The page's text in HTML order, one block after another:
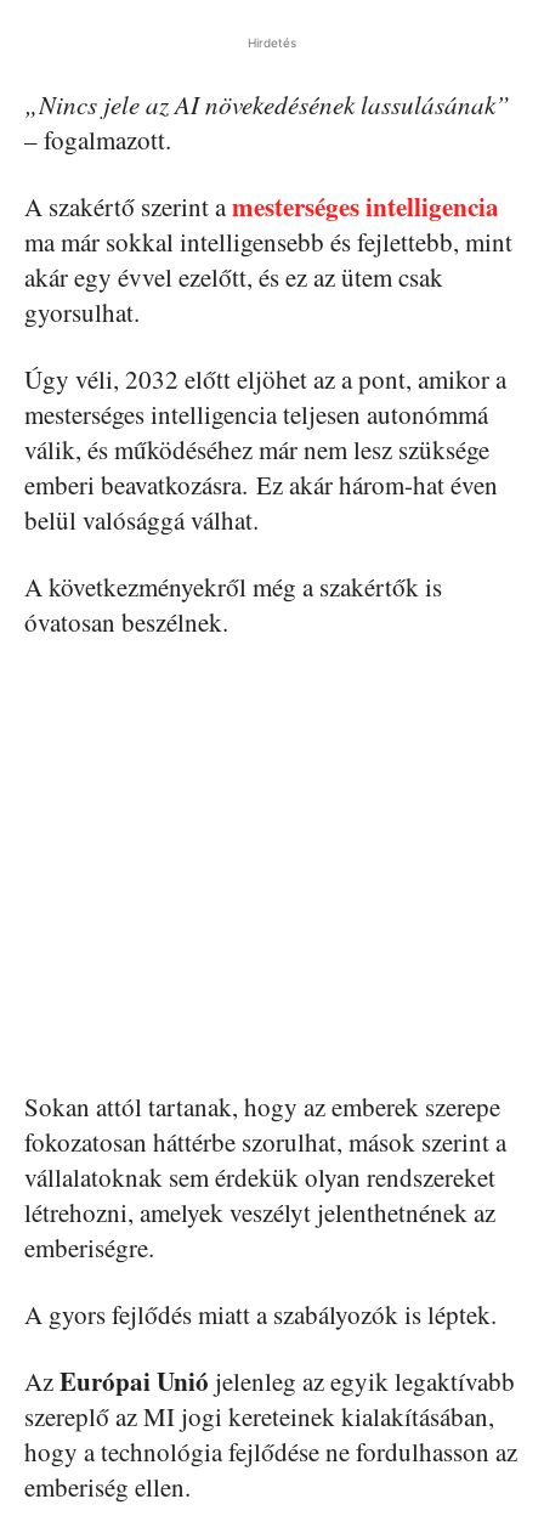
Hirdetés
„Nincs jele az AI növekedésének lassulásának”
– fogalmazott.
A szakértő szerint amesterséges intelligencia
ma már sokkal intelligensebb és fejlettebb, mint
akár egy évvel ezelőtt, és ez az ütem csak
gyorsulhat.
Úgy véli, 2032 előtt eljöhet az a pont, amikor a
mesterséges intelligencia teljesen autonómmá
válik, és működéséhez már nem lesz szüksége
emberi beavatkozásra. Ez akár három-hat éven
belül valósággá válhat.
A következményekről még a szakértők is
óvatosan beszélnek.
Sokan attól tartanak, hogy az emberek szerepe
fokozatosan háttérbe szorulhat, mások szerint a
vállalatoknak sem érdekük olyan rendszereket
létrehozni, amelyek veszélyt jelenthetnének az
emberiségre.
A gyors fejlődés miatt a szabályozók is léptek.
AzEurópai Unió jelenleg az egyik legaktívabb
szereplő az MI jogi kereteinek kialakításában,
hogy a technológia fejlődése ne fordulhasson az
emberiség ellen.